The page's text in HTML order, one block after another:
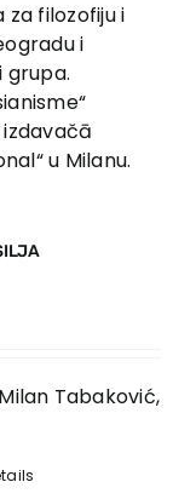
filozofiju i
i
grupa.
izdavačā
u Milanu.
Milan Tabaković,